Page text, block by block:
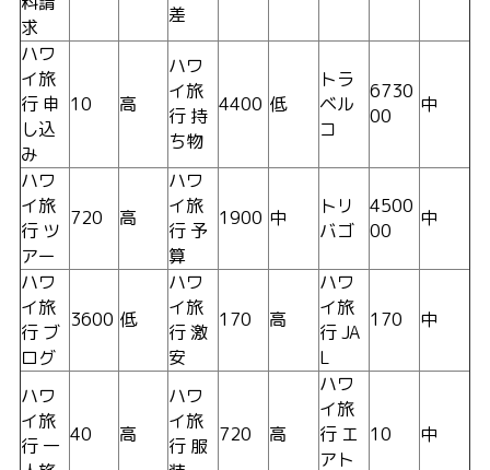
求
差
ハワ
イ旅
行 申
し込
み
10 高
ハワ
イ旅
行 持
ち物
4400 低
トラ
ベル
コ
6730
00
中
ハワ
イ旅
行 ツ
アー
720 高
ハワ
イ旅
行 予
算
1900 中
トリ
バゴ
4500
00
中
ハワ
イ旅
行 ブ
ログ
3600 低
ハワ
イ旅
行 激
安
170 高
ハワ
イ旅
行 JA
L
170 中
ハワ
イ旅
行 一 40 高
ハワ
イ旅
行 服 720 高
ハワ
イ旅
行 エ
アト
10 中